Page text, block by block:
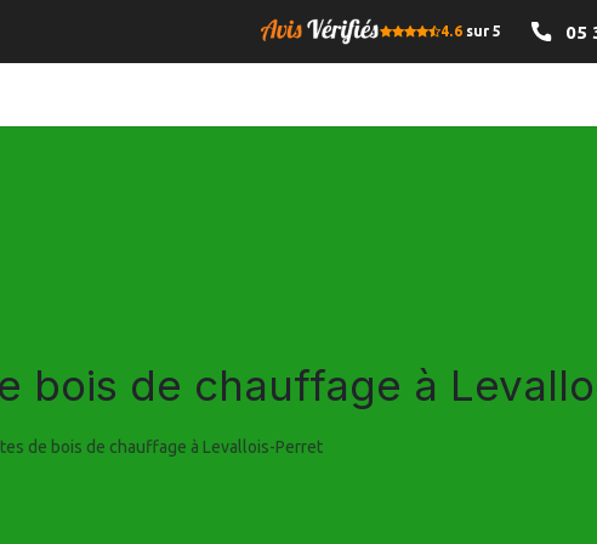
4.6 sur 5 05
bois de chauffage à
de bois de chauffage à Levallois-Perret